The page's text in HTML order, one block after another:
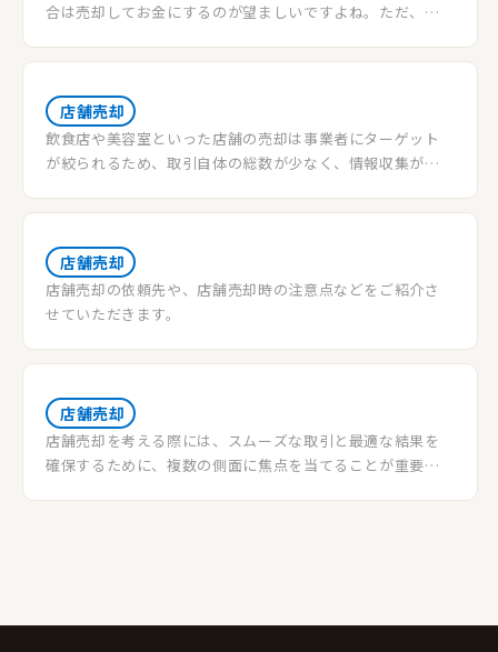
合は売却してお金にするのが望ましいですよね。ただ、ど
格がつくのかわかりません。そこで今回は店舗売却のやり
店舗売却
飲食店や美容室といった店舗の売却は事業者にターゲット
が絞られるため、取引自体の総数が少なく、情報収集が難
てる方へ、より高額で店舗売却をするために基礎知識やポ
店舗売却
店舗売却の依頼先や、店舗売却時の注意点などをご紹介さ
せていただきます。
店舗売却
店舗売却を考える際には、スムーズな取引と最適な結果を
確保するために、複数の側面に焦点を当てることが重要で